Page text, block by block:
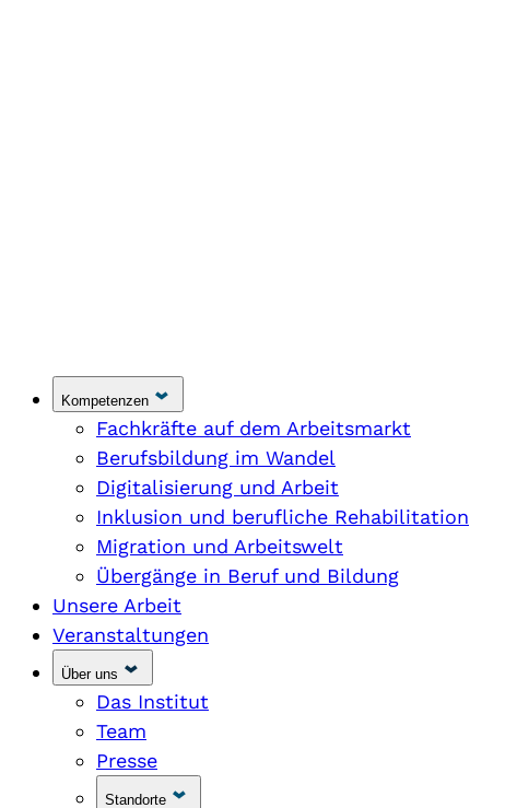
Kompetenzen
Fachkräfte auf dem Arbeitsmarkt
Berufsbildung im Wandel
Digitalisierung und Arbeit
Inklusion und berufliche Rehabilitation
Migration und Arbeitswelt
Übergänge in Beruf und Bildung
Unsere Arbeit
Veranstaltungen
Über uns
Das Institut
Team
Presse
Standorte